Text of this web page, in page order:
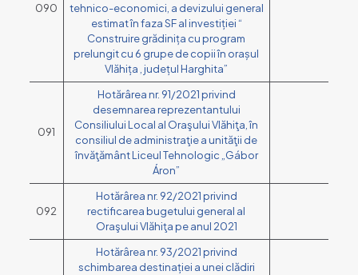
090
tehnico-economici, a devizului general
estimat în faza SF al investiției “
Construire grădinița cu program
prelungit cu 6 grupe de copii în orașul
Vlăhița , județul Harghita”
091
Hotărârea nr. 91/2021 privind
desemnarea reprezentantului
Consiliului Local al Oraşului Vlăhiţa, în
consiliul de administraţie a unităţii de
învăţământ Liceul Tehnologic „Gábor
Áron”
092
Hotărârea nr. 92/2021 privind
rectificarea bugetului general al
Oraşului Vlăhiţa pe anul 2021
Hotărârea nr. 93/2021 privind
schimbarea destinației a unei clădiri